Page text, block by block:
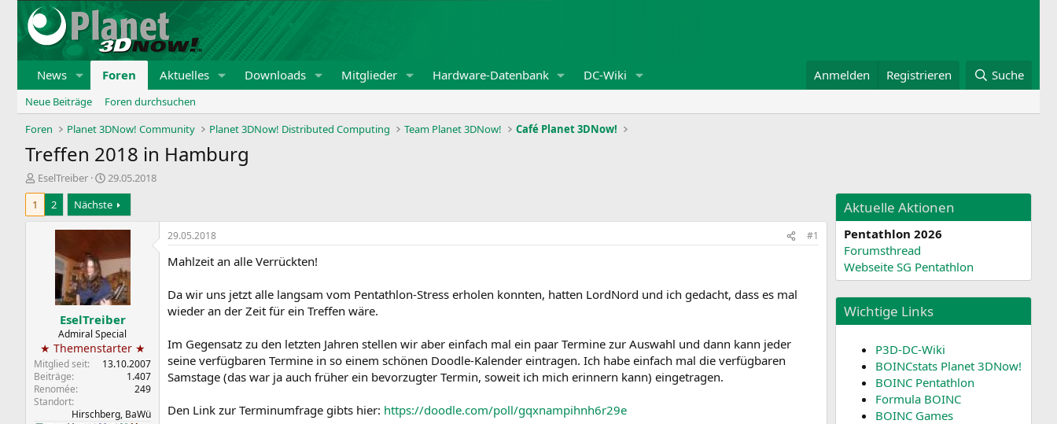
News Foren Aktuelles Downloads Mitglieder Hardware-Datenbank DC-Wiki Anmelden Registrieren Suche
Neue Beiträge
Foren durchsuchen
Foren
Planet 3DNow! Community Planet 3DNow! Distributed Computing Team Planet 3DNow! Café Planet 3DNow!
Treffen 2018 in Hamburg
E
r
t
EselTreiber
E
r
s
t
e
l
t
a
m
29.05.2018
1
2 Nächste
EselTreiber
Admiral Special
★ Themenstarter ★
Mitglied seit
13.10.2007
Beiträge
1.407
Renomée
249
Standort
Hirschberg, BaWü
29.05.2018 #1
Mahlzeit an alle Verrückten!
Da wir uns jetzt alle langsam vom Pentathlon-Stress erholen konnten, hatten LordNord und ich gedacht, dass es mal
wieder an der Zeit für ein Treffen wäre.
Im Gegensatz zu den letzten Jahren stellen wir aber einfach mal ein paar Termine zur Auswahl und dann kann jeder
seine verfügbaren Termine in so einem schönen Doodle-Kalender eintragen. Ich habe einfach mal die verfügbaren
Samstage (das war ja auch früher ein bevorzugter Termin, soweit ich mich erinnern kann) eingetragen.
Den Link zur Terminumfrage gibts hier: https://doodle.com/poll/gqxnampihnh6r29e
Aktuelle Aktionen
Pentathlon 2026
Forumsthread
Webseite SG Pentathlon
Wichtige Links
P3D-DC-Wiki
BOINCstats Planet 3DNow!
BOINC Pentathlon
Formula BOINC
BOINC Games